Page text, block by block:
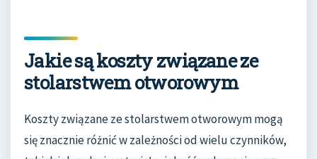
Jakie są koszty związane ze
stolarstwem otworowym
Koszty związane ze stolarstwem otworowym mogą
się znacznie różnić w zależności od wielu czynników,